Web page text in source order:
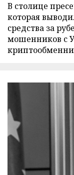
В столице
которая
средства за
мошенников с